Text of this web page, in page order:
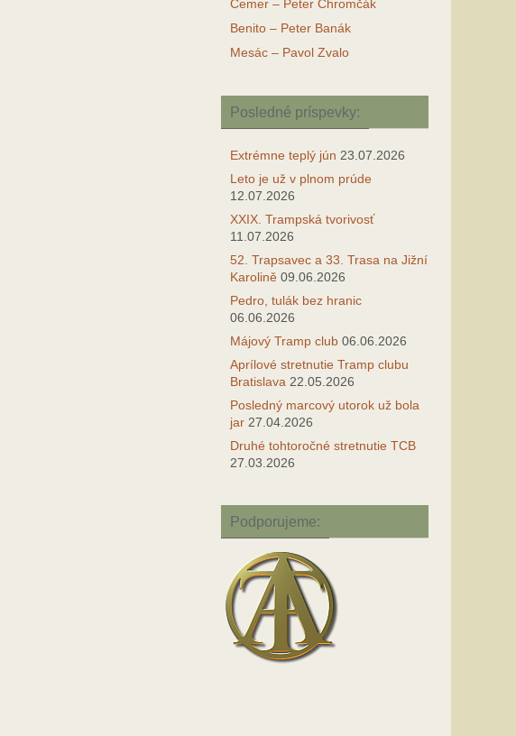
Čemer – Peter Chromčák
Benito – Peter Banák
Mesác – Pavol Zvalo
Posledné príspevky:
Extrémne teplý jún 23.07.2026
Leto je už v plnom prúde
12.07.2026
XXIX. Trampská tvorivosť
11.07.2026
52. Trapsavec a 33. Trasa na Jižní
Karolině 09.06.2026
Pedro, tulák bez hranic
06.06.2026
Májový Tramp club 06.06.2026
Aprílové stretnutie Tramp clubu
Bratislava 22.05.2026
Posledný marcový utorok už bola
jar 27.04.2026
Druhé tohtoročné stretnutie TCB
27.03.2026
Podporujeme: